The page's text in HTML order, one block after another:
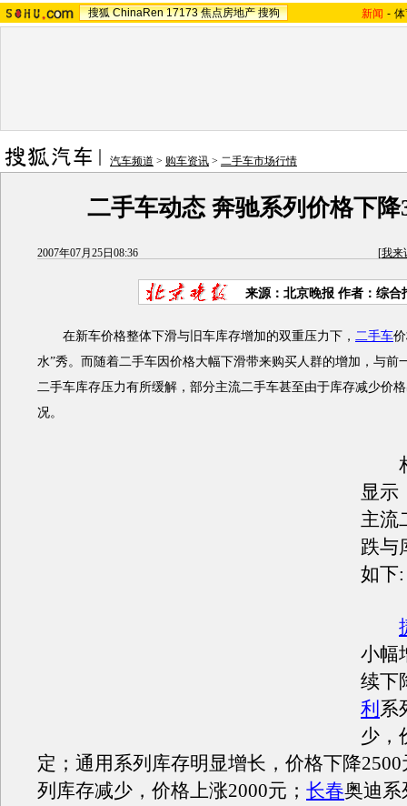
搜狐 ChinaRen 17173 焦点房地产 搜狗 新闻 -
汽车频道 > 购车资讯 > 二手车市场行情
二手车动态 奔驰系列价格下降
2007年07月25日08:36 [我来
来源：北京晚报 作者：综合
在新车价格整体下滑与旧车库存增加的双重压力下， 二手车
水”秀。而随着二手车因价格大幅下滑带来购买人群的增加，与前
二手车库存压力有所缓解，部分主流二手车甚至由于库存减少价
况。
相
显示
主流
跌与
如下:
小幅
续下
利 系
少，
定；通用系列库存明显增长，价格下降2500
列库存减少，价格上涨2000元； 长春奥迪系